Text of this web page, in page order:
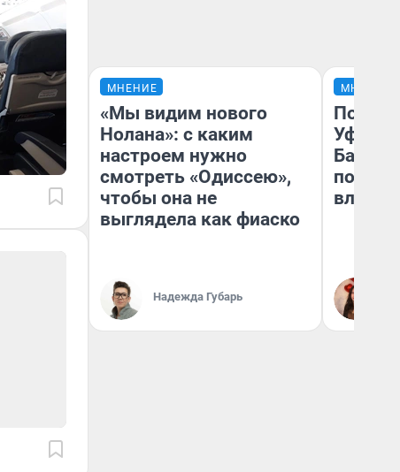
МНЕНИЕ
«Мы видим нового
Нолана»: с каким
настроем нужно
смотреть «Одиссею»,
чтобы она не
выглядела как фиаско
Надежда Губарь
МНЕНИЕ
Уфы: